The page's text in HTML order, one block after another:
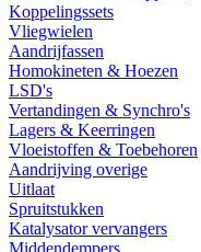
Koppelingssets
Vliegwielen
Aandrijfassen
Homokineten & Hoezen
LSD's
Vertandingen & Synchro's
Lagers & Keerringen
Vloeistoffen & Toebehoren
Aandrijving overige
Uitlaat
Spruitstukken
Katalysator vervangers
Middendempers